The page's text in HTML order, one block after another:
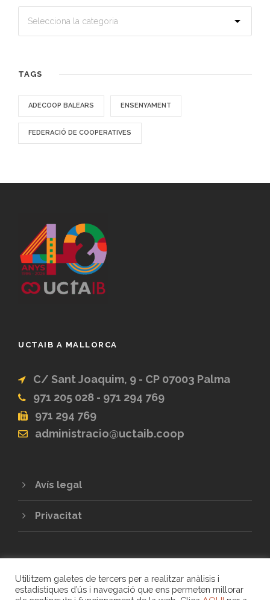
TAGS
ADECOOP BALEARS ENSENYAMENT
FEDERACIÓ DE COOPERATIVES
UCTAIB A MALLORCA
C/ Sant Joaquim, 9 - CP 07003 Palma
971 205 028 - 971 294 769
971 294 769
administracio@uctaib.coop
Avís legal
Privacitat
Utilitzem galetes de tercers per a realitzar anàlisis i
estadístiques d’ús i navegació que ens permeten millorar